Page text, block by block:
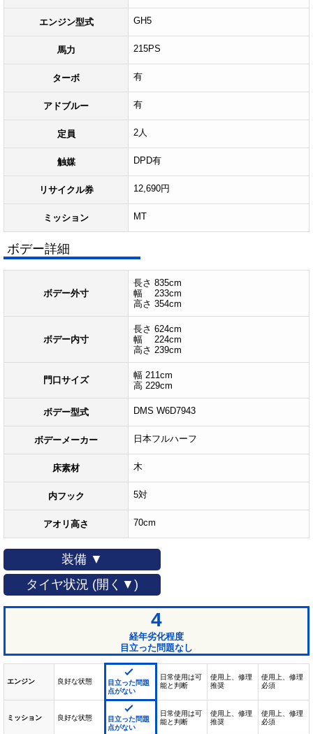
エンジン型式 GH5
馬力 215PS
ターボ 有
アドブルー 有
定員 2人
触媒 DPD有
リサイクル券 12,690円
ミッション MT
ボデー詳細
ボデー外寸
長さ 835cm
幅 233cm
高さ 354cm
ボデー内寸
長さ 624cm
幅 224cm
高さ 239cm
門口サイズ
幅 211cm
高 229cm
ボデー型式 DMS W6D7943
ボデーメーカー 日本フルハーフ
床素材 木
内フック 5対
アオリ高さ 70cm
装備 ▼
タイヤ状況 (開く▼)
4
経年劣化程度
目立った問題なし
エンジン 良好な状態
目立った問題
点がない
日常使用は可
能と判断
使用上、修理
推奨
使用上、修理
必須
ミッション 良好な状態
目立った問題
点がない
日常使用は可
能と判断
使用上、修理
推奨
使用上、修理
必須